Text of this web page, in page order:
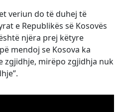
veriun do të duhej të
e Republikës së Kosovës
njëra prej këtyre
mendoj se Kosova ka
zgjidhje, mirëpo zgjidhja nuk